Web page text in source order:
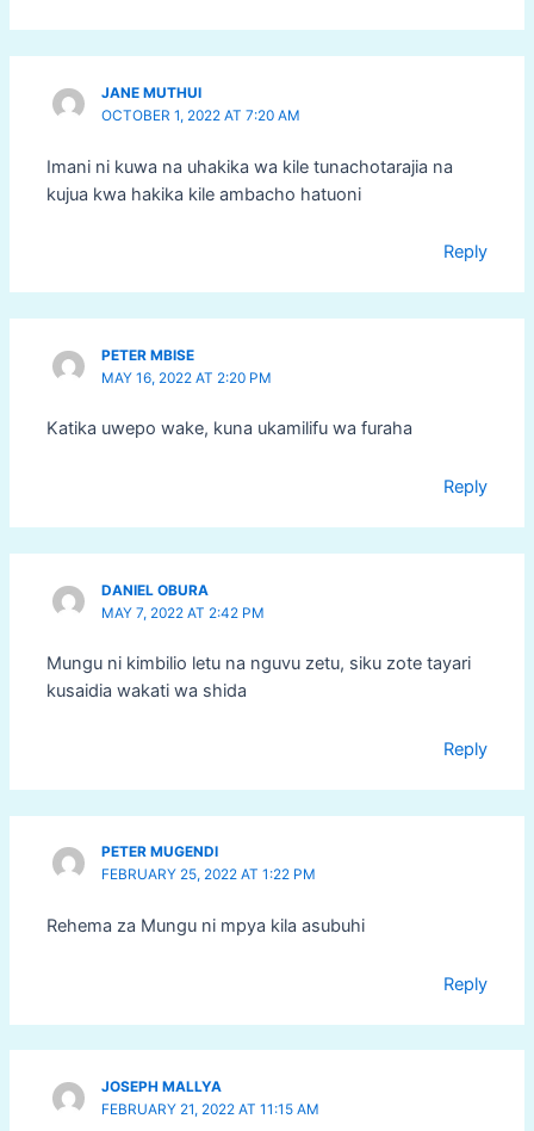
JANE MUTHUI
OCTOBER 1, 2022 AT 7:20 AM
Imani ni kuwa na uhakika wa kile tunachotarajia na
kujua kwa hakika kile ambacho hatuoni
Reply
PETER MBISE
MAY 16, 2022 AT 2:20 PM
Katika uwepo wake, kuna ukamilifu wa furaha
Reply
DANIEL OBURA
MAY 7, 2022 AT 2:42 PM
Mungu ni kimbilio letu na nguvu zetu, siku zote tayari
kusaidia wakati wa shida
Reply
PETER MUGENDI
FEBRUARY 25, 2022 AT 1:22 PM
Rehema za Mungu ni mpya kila asubuhi
Reply
JOSEPH MALLYA
FEBRUARY 21, 2022 AT 11:15 AM